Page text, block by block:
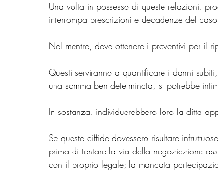
Una volta in possesso di queste relazioni,
interrompa prescrizioni e decadenze del
Nel mentre, deve ottenere i preventivi per il
Questi serviranno a quantificare i danni
una somma ben determinata, si potrebbe
In sostanza, individuerebbero loro la ditta
Se queste diffide dovessero risultare
prima di tentare la via della negoziazione
con il proprio legale; la mancata